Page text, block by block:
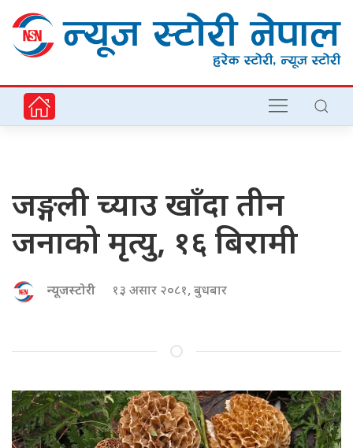
जङ्गली च्याउ खाँदा तीन
जनाको मृत्यु, १६ बिरामी
न्यूजस्टोरी १३ असार २०८१, बुधबार